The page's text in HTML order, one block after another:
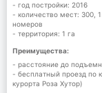
- год постройки: 2016
- количество мест: 300,
номеров
- территория: 1 га
Преимущества:
- расстояние до
- бесплатный проезд по
курорта Роза Хутор)